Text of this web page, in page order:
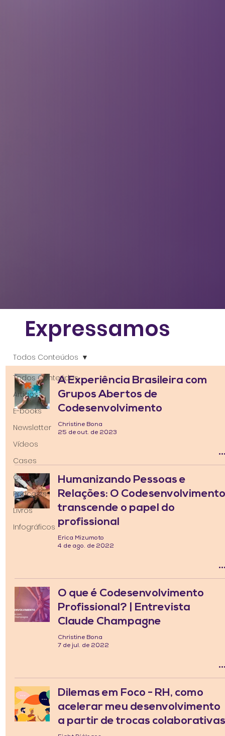
Todos Conteúdos
Artigos
E-books
Newsletter
Vídeos
Cases
Guias
Podcasts
Livros
Infográficos
Todos Conteúdos
A Experiência Brasileira com
Grupos Abertos de
Codesenvolvimento
Christine Bona
25 de out. de 2023
Humanizando Pessoas e
Relações: O
transcende o papel do
profissional
Erica Mizumoto
4 de ago. de 2022
O que é Codesenvolvimento
Profissional? | Entrevista
Claude Champagne
Christine Bona
7 de jul. de 2022
Dilemas em Foco - RH, como
acelerar meu desenvolvimento
a partir de trocas
Expressamos